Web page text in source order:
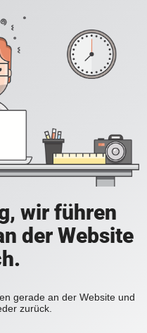
wir führen
der Website
gerade an der Website und
zurück.